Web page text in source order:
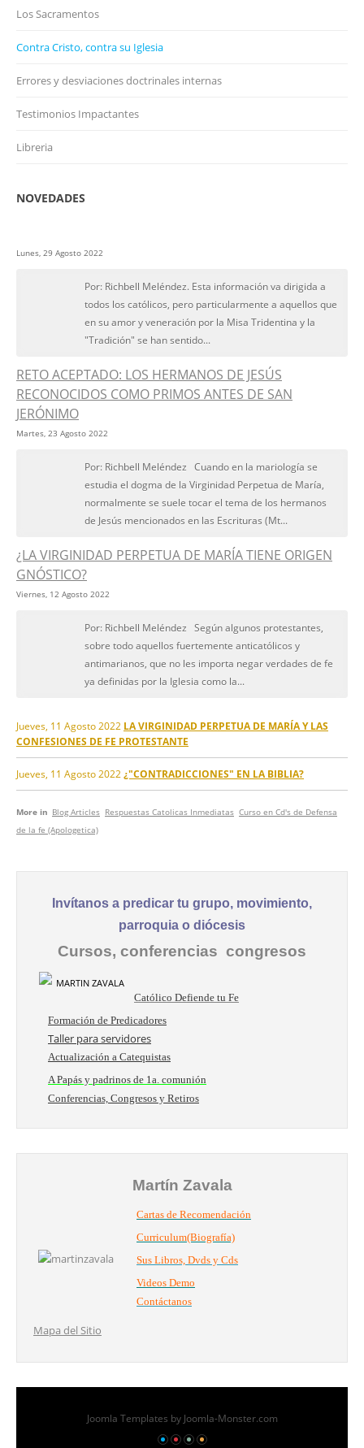
Los Sacramentos
Contra Cristo, contra su Iglesia
Errores y desviaciones doctrinales internas
Testimonios Impactantes
Libreria
NOVEDADES
Lunes, 29 Agosto 2022
Por: Richbell Meléndez. Esta información va dirigida a
todos los católicos, pero particularmente a aquellos que
en su amor y veneración por la Misa Tridentina y la
"Tradición" se han sentido...
RETO ACEPTADO: LOS HERMANOS DE JESÚS
RECONOCIDOS COMO PRIMOS ANTES DE SAN
JERÓNIMO
Martes, 23 Agosto 2022
Por: Richbell Meléndez Cuando en la mariología se
estudia el dogma de la Virginidad Perpetua de María,
normalmente se suele tocar el tema de los hermanos
de Jesús mencionados en las Escrituras (Mt...
¿LA VIRGINIDAD PERPETUA DE MARÍA TIENE ORIGEN
GNÓSTICO?
Viernes, 12 Agosto 2022
Por: Richbell Meléndez Según algunos protestantes,
sobre todo aquellos fuertemente anticatólicos y
antimarianos, que no les importa negar verdades de fe
ya definidas por la Iglesia como la...
Jueves, 11 Agosto 2022 LA VIRGINIDAD PERPETUA DE MARÍA Y LAS
CONFESIONES DE FE PROTESTANTE
Jueves, 11 Agosto 2022 ¿"CONTRADICCIONES" EN LA BIBLIA?
More in Blog Articles Respuestas Catolicas Inmediatas Curso en Cd's de Defensa
de la fe (Apologetica)
Invítanos a predicar tu grupo, movimiento,
parroquia o diócesis
Cursos, conferencias congresos
Católico Defiende tu Fe
Formación de Predicadores
Taller para servidores
Actualización a Catequistas
A Papás y padrinos de 1a. comunión
Conferencias, Congresos y Retiros
Martín Zavala
Cartas de Recomendación
Curriculum(Biografía)
Sus Libros, Dvds y Cds
Videos Demo
Contáctanos
Mapa del Sitio
Joomla Templates by Joomla-Monster.com